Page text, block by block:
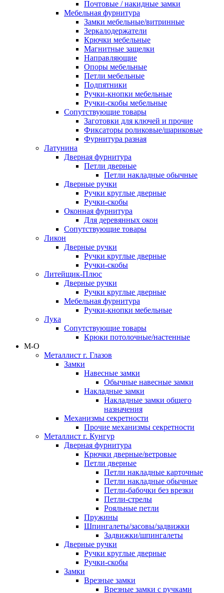
Почтовые / накидные замки
Мебельная фурнитура
Замки мебельные/витринные
Зеркалодержатели
Крючки мебельные
Магнитные защелки
Направляющие
Опоры мебельные
Петли мебельные
Подпятники
Ручки-кнопки мебельные
Ручки-скобы мебельные
Сопутствующие товары
Заготовки для ключей и прочие
Фиксаторы роликовые/шариковые
Фурнитура разная
Латунина
Дверная фурнитура
Петли дверные
Петли накладные обычные
Дверные ручки
Ручки круглые дверные
Ручки-скобы
Оконная фурнитура
Для деревянных окон
Сопутствующие товары
Ликон
Дверные ручки
Ручки круглые дверные
Ручки-скобы
Литейщик-Плюс
Дверные ручки
Ручки круглые дверные
Мебельная фурнитура
Ручки-кнопки мебельные
Лука
Сопутствующие товары
Крюки потолочные/настенные
М-О
Металлист г. Глазов
Замки
Навесные замки
Обычные навесные замки
Накладные замки
Накладные замки общего
назначения
Механизмы секретности
Прочие механизмы секретности
Металлист г. Кунгур
Дверная фурнитура
Крючки дверные/ветровые
Петли дверные
Петли накладные карточные
Петли накладные обычные
Петли-бабочки без врезки
Петли-стрелы
Рояльные петли
Пружины
Шпингалеты/засовы/задвижки
Задвижки/шпингалеты
Дверные ручки
Ручки круглые дверные
Ручки-скобы
Замки
Врезные замки
Врезные замки с ручками